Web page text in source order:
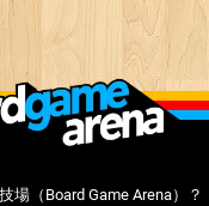
場（Board Game Arena）？